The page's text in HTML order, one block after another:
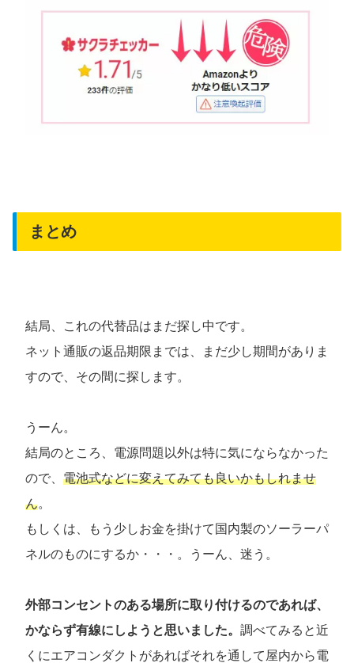
まとめ
結局、これの代替品はまだ探し中です。
ネット通販の返品期限までは、まだ少し期間がありま
すので、その間に探します。
うーん。
結局のところ、電源問題以外は特に気にならなかった
ので、 電池式などに変えてみても良いかもしれませ
ん。
もしくは、もう少しお金を掛けて国内製のソーラーパ
ネルのものにするか・・・。うーん、迷う。
外部コンセントのある場所に取り付けるのであれば、
かならず有線にしようと思いました。 調べてみると近
くにエアコンダクトがあればそれを通して屋内から電